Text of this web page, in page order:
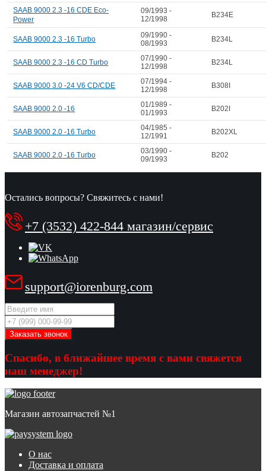
SAAB 9000 2.3 -16 CDE Eco-
Power
09/1993 -
12/1998
B234E
SAAB 9000 2.3 -16 Turbo
09/1990 -
08/1993
B234L
SAAB 9000 2.3 -16 CD Turbo
07/1990 -
12/1998
B234L
SAAB 9000 3.0 -24 V6 CD/CDE
07/1994 -
12/1998
B308I
SAAB 9000 2.0 -16
01/1989 -
01/1993
B202I
SAAB 9000 2.0 -16 Turbo
04/1985 -
12/1991
B202XL
SAAB 9000 2.0 -16 Turbo
03/1990 -
09/1993
B202
Остались вопросы? Свяжитесь с нами!
+7 (3532) 422-844 магазин/сервис
support@iorenburg.com
Спасибо, в ближайшее время с вами свяжется
наш менеджер!
Магазин автозапчастей №1
О нас
Доставка и оплата